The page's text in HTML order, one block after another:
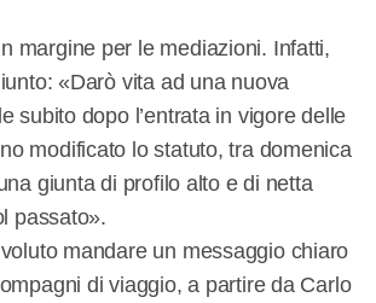
margine per le mediazioni. Infatti,
«Darò vita ad una nuova
subito dopo l’entrata in vigore delle
modificato lo statuto, tra domenica
giunta di profilo alto e di netta
passato».
mandare un messaggio chiaro
di viaggio, a partire da Carlo